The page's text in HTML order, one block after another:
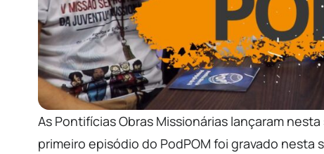
As Pontifícias Obras Missionárias lançaram
primeiro episódio do PodPOM foi gravado nesta